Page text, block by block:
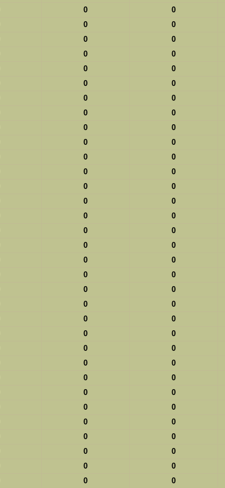
0 0
0 0
0 0
0 0
0 0
0 0
0 0
0 0
0 0
0 0
0 0
0 0
0 0
0 0
0 0
0 0
0 0
0 0
0 0
0 0
0 0
0 0
0 0
0 0
0 0
0 0
0 0
0 0
0 0
0 0
0 0
0 0
0 0